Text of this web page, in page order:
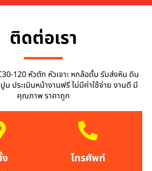
ติดต่อเรา
120 หัวตัก หัวเจาะ หกล้อดั้ม รับส่งหิน ดิน
น ประเมินหน้างานฟรี ไม่มีค่าใช้จ่าย งานดี มี
คุณภาพ ราคาถูก
โทรศัพท์